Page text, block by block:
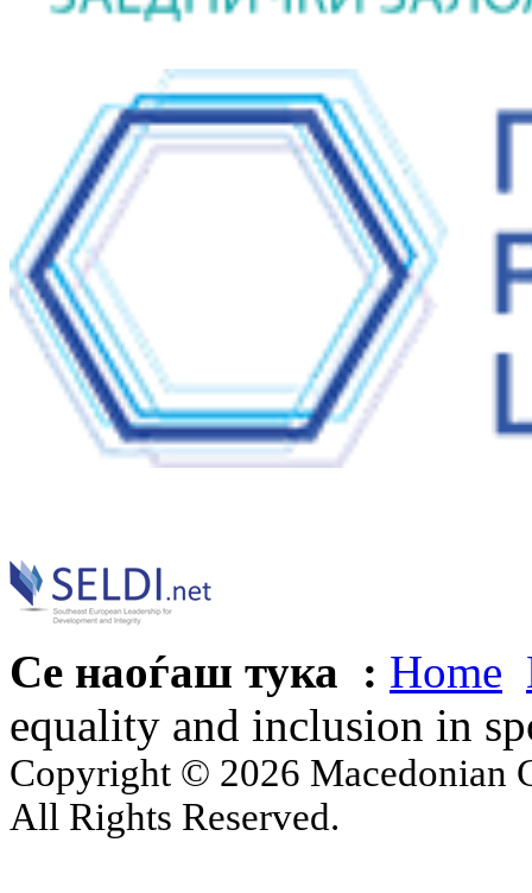
Се наоѓаш тука : Home
equality and inclusion in
Copyright © 2026 Macedonian
All Rights Reserved.